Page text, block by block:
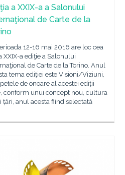
a XXIX-a a Salonului
de Carte de la
12-16 mai 2016 are loc cea
XXIX-a ediţie a Salonului
de Carte de la Torino. Anul
tema ediţiei este Visioni/Viziuni,
de onoare al acestei ediții
conform unui concept nou, cultura
țări, anul acesta fiind selectată